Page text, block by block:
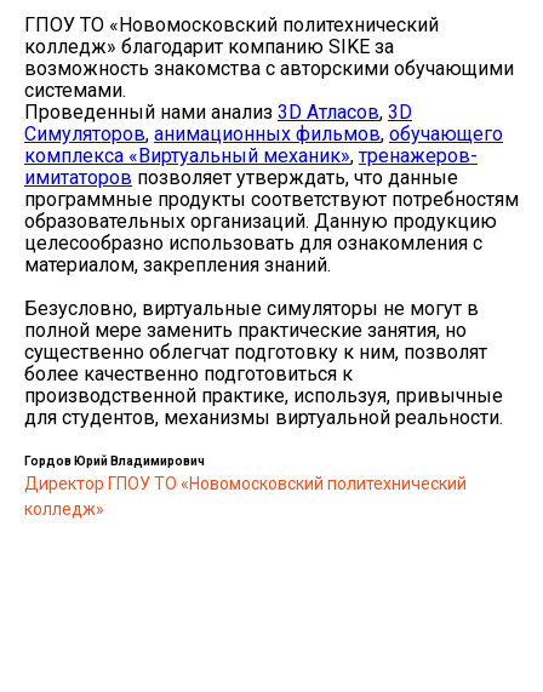
ГПОУ ТО «Новомосковский политехнический
колледж» благодарит компанию SIKE за
возможность знакомства с авторскими обучающими
системами.
Проведенный нами анализ 3D Атласов, 3D
Симуляторов, анимационных фильмов, обучающего
комплекса «Виртуальный механик»,тренажеров-
имитаторов позволяет утверждать, что данные
программные продукты соответствуют потребностям
образовательных организаций. Данную продукцию
целесообразно использовать для ознакомления с
материалом, закрепления знаний.
Безусловно, виртуальные симуляторы не могут в
полной мере заменить практические занятия, но
существенно облегчат подготовку к ним, позволят
более качественно подготовиться к
производственной практике, используя, привычные
для студентов, механизмы виртуальной реальности.
Гордов Юрий Владимирович
Директор ГПОУ ТО «Новомосковский политехнический
колледж»